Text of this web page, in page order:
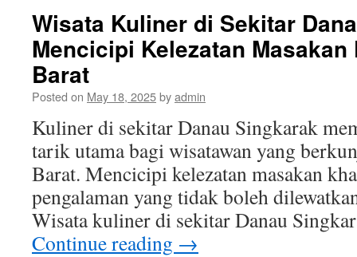
Wisata Kuliner di Sekitar
Mencicipi Kelezatan
Barat
Posted on May 18, 2025byadmin
Kuliner di sekitar Danau Singkarak
tarik utama bagi wisatawan yang
Barat. Mencicipi kelezatan masakan
pengalaman yang tidak boleh
Wisata kuliner di sekitar Danau
Continue reading →